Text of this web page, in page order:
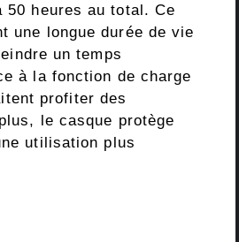
heures au total. Ce
une longue durée de vie
un temps
à la fonction de charge
profiter des
le casque protège
utilisation plus